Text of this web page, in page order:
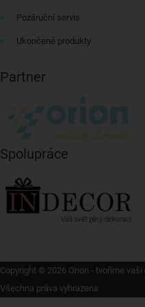
Pozáruční servis
Ukončené produkty
Partner
Spolupráce
Copyright © 2026 Orion - tvoříme
Všechna práva vyhrazena